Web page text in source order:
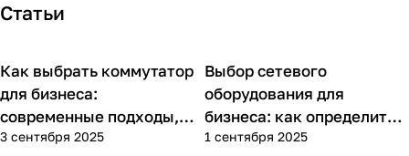
Статьи
Советы покупателям
Как выбрать коммутатор
для бизнеса:
современные подходы,
практика применения и
3 сентября 2025
Советы покупателям
Выбор сетевого
оборудования для
бизнеса: как определить
потребности компании и
1 сентября 2025